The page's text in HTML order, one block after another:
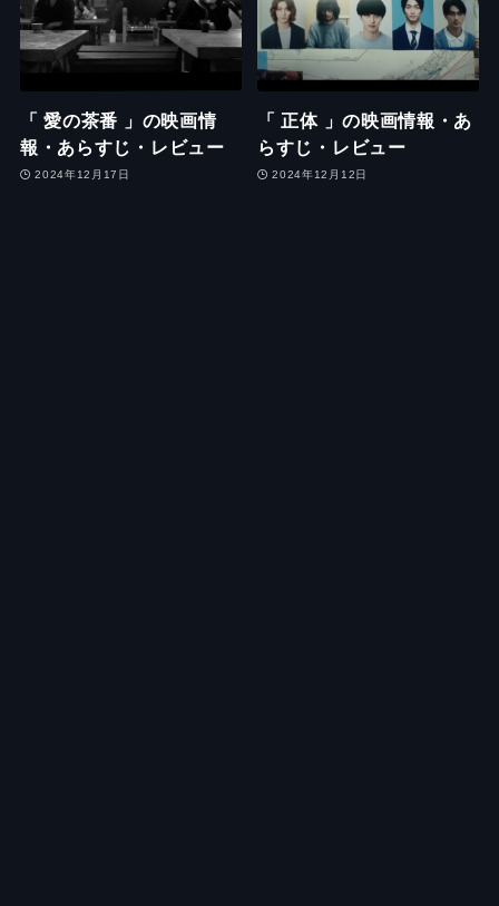
「 愛の茶番 」の映画情
報・あらすじ・レビュー
2024年12月17日
「 正体 」の映画情報・あ
らすじ・レビュー
2024年12月12日